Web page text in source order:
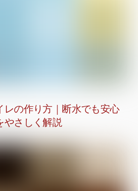
レの作り方｜断水でも安心
やさしく解説